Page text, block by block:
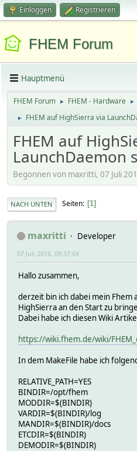
Einloggen Registrieren
FHEM Forum
Hauptmenü
FHEM Forum ► FHEM - Hardware ►
► FHEM auf HighSierra via
FHEM auf
LaunchDaemon
Begonnen von maxritti, 07 Juli
NACH UNTEN Seiten 1
maxritti Developer
07 Juli 2018, 09:37:04
Hallo zusammen,
derzeit bin ich dabei mein Fhem
HighSierra an den Start zu
Dabei habe ich diesen Wiki
https://wiki.fhem.de/wiki/
In dem MakeFile habe ich
RELATIVE_PATH=YES
BINDIR=/opt/fhem
MODDIR=$(BINDIR)
VARDIR=$(BINDIR)/log
MANDIR=$(BINDIR)/docs
ETCDIR=$(BINDIR)
DEMODIR=$(BINDIR)